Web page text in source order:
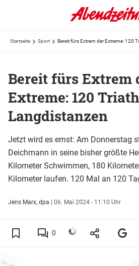
Startseite Sport Bereit fürs Extrem der Extreme: 120
Bereit fürs Extrem
Extreme: 120
Langdistanzen
Jetzt wird es ernst: Am Donnerstag
Deichmann in seine bisher größte
Kilometer Schwimmen, 180
Kilometer laufen. 120 Mal an 120
Jens Marx, dpa | 06. Mai 2024 - 11:10 Uhr
0